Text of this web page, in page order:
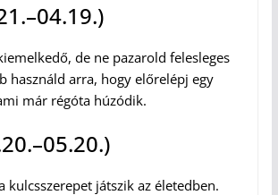
de ne pazarold felesleges
használd arra, hogy előrelépj egy
már régóta húzódik.
kulcsszerepet játszik az életedben.